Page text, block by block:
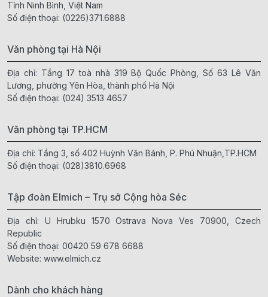
Tỉnh Ninh Bình, Việt Nam
Số điện thoại: (0226)371.6888
Văn phòng tại Hà Nội
Địa chỉ: Tầng 17 toà nhà 319 Bộ Quốc Phòng, Số 63 Lê Văn
Lương, phường Yên Hòa, thành phố Hà Nội
Số điện thoại: (024) 3513 4657
Văn phòng tại TP.HCM
Địa chỉ: Tầng 3, số 402 Huỳnh Văn Bánh, P. Phú Nhuận,TP.HCM
Số điện thoại: (028)3810.6968
Tập đoàn Elmich – Trụ sở Cộng hòa Séc
Địa chỉ: U Hrubku 1570 Ostrava Nova Ves 70900, Czech
Republic
Số điện thoại: 00420 59 678 6688
Website: www.elmich.cz
Dành cho khách hàng